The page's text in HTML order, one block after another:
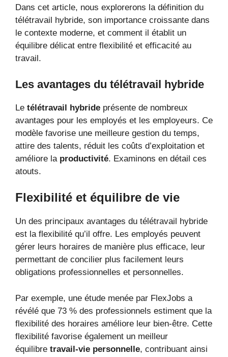
Dans cet article, nous explorerons la définition du
télétravail hybride, son importance croissante dans
le contexte moderne, et comment il établit un
équilibre délicat entre flexibilité et efficacité au
travail.
Les avantages du télétravail hybride
Le télétravail hybride présente de nombreux
avantages pour les employés et les employeurs. Ce
modèle favorise une meilleure gestion du temps,
attire des talents, réduit les coûts d’exploitation et
améliore la productivité. Examinons en détail ces
atouts.
Flexibilité et équilibre de vie
Un des principaux avantages du télétravail hybride
est la flexibilité qu’il offre. Les employés peuvent
gérer leurs horaires de manière plus efficace, leur
permettant de concilier plus facilement leurs
obligations professionnelles et personnelles.
Par exemple, une étude menée par FlexJobs a
révélé que 73 % des professionnels estiment que la
flexibilité des horaires améliore leur bien-être. Cette
flexibilité favorise également un meilleur
équilibre travail-vie personnelle, contribuant ainsi